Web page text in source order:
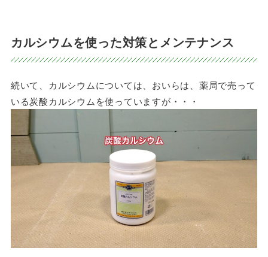
カルシウムを使った対策とメンテナンス
続いて、カルシウムについては、おいらは、薬局で売って
いる炭酸カルシウムを使っていますが・・・